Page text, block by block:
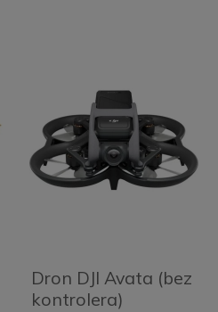
Dron DJI Avata (bez
kontrolera)